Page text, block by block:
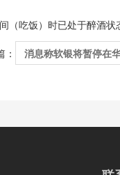
（吃饭）时已处于醉酒状
消息称软银将暂停在